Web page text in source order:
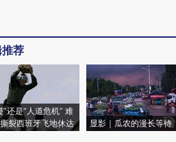
荐
”还是“人道危机” 难
裂西班牙飞地休达
显影｜瓜农的漫长等待